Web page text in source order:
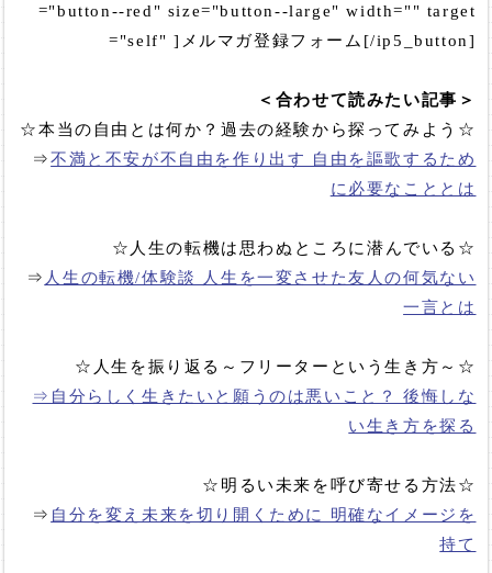
="button--red" size="button--large" width="" target
="self" ]メルマガ登録フォーム[/ip5_button]
＜合わせて読みたい記事＞
☆本当の自由とは何か？過去の経験から探ってみよう☆
⇒不満と不安が不自由を作り出す 自由を謳歌するため
に必要なこととは
☆人生の転機は思わぬところに潜んでいる☆
⇒ 人生の転機/体験談 人生を一変させた友人の何気ない
一言とは
☆人生を振り返る～フリーターという生き方～☆
⇒自分らしく生きたいと願うのは悪いこと？ 後悔しな
い生き方を探る
☆明るい未来を呼び寄せる方法☆
⇒ 自分を変え未来を切り開くために 明確なイメージを
持て